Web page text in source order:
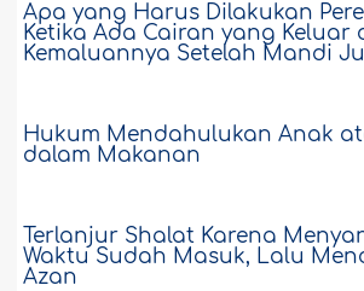
Apa yang Harus Dilakukan
Ketika Ada Cairan yang Keluar
Kemaluannya Setelah Mandi
Hukum Mendahulukan Anak
dalam Makanan
Terlanjur Shalat Karena
Waktu Sudah Masuk, Lalu
Azan